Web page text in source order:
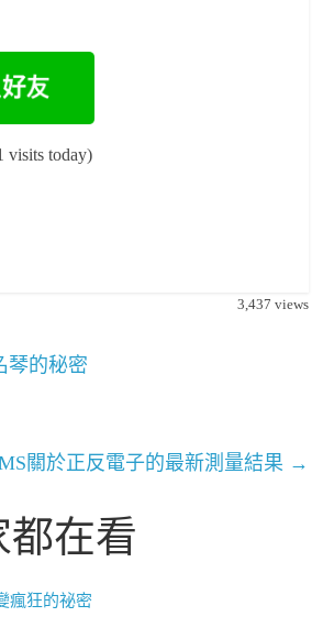
visits today)
3,437 views
琴的秘密
關於正反電子的最新測量結果 →
都在看
瘋狂的祕密